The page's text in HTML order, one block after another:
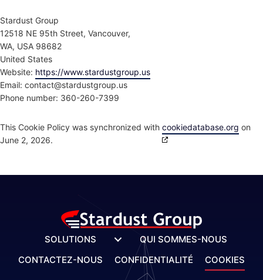
Stardust Group
12518 NE 95th Street, Vancouver,
WA, USA 98682
United States
Website: https://www.stardustgroup.us
Email: contact@stardustgroup.us
Phone number: 360-260-7399
This Cookie Policy was synchronized with cookiedatabase.org on
June 2, 2026.
SOLUTIONS
QUI SOMMES-NOUS
CONTACTEZ-NOUS
CONFIDENTIALITÉ COOKIES